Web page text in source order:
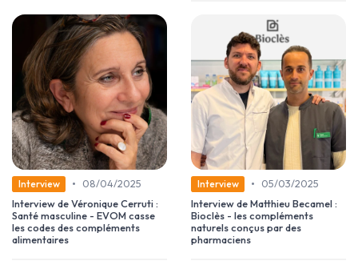
Interview •
08/04/2025
Interview de Véronique Cerruti :
Santé masculine - EVOM casse
les codes des compléments
alimentaires
Interview •
05/03/2025
Interview de Matthieu Becamel :
Bioclès - les compléments
naturels conçus par des
pharmaciens